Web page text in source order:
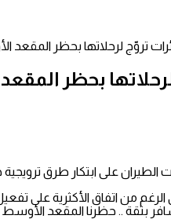
تروّج لرحلاتها بحظر المقعد
بحظر
على ابتكار طرق
من اتفاق الأكثرية على
بثقة .. حظرنا المقعد الأوسط )